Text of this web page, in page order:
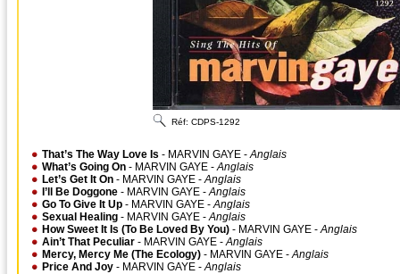
Réf: CDPS-1292
That’s The Way Love Is - MARVIN GAYE -Anglais
What’s Going On - MARVIN GAYE -Anglais
Let’s Get It On - MARVIN GAYE -Anglais
I’ll Be Doggone - MARVIN GAYE -Anglais
Go To Give It Up - MARVIN GAYE -Anglais
Sexual Healing - MARVIN GAYE -Anglais
How Sweet It Is (To Be Loved By You) - MARVIN GAYE -Anglais
Ain’t That Peculiar - MARVIN GAYE -Anglais
Mercy, Mercy Me (The Ecology) - MARVIN GAYE -Anglais
Price And Joy - MARVIN GAYE -Anglais